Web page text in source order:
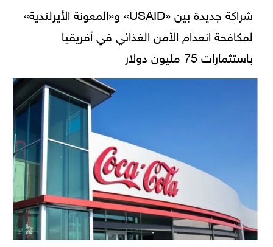
شراكة جديدة بين «USAID» و«المعونة الأيرلندية»
لمكافحة انعدام الأمن الغذائي في أفريقيا
باستثمارات 75 مليون دولار